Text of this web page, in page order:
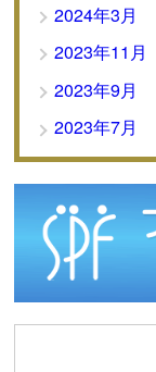
2024年3月
2023年11月
2023年9月
2023年7月